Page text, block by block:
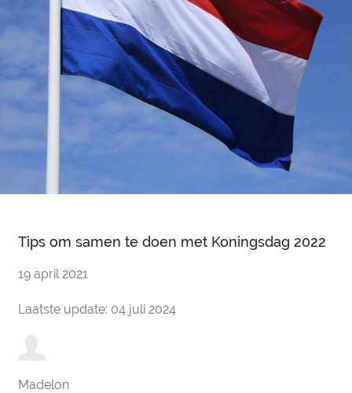
Tips om samen te doen met Koningsdag 2022
19 april 2021
Laatste update: 04 juli 2024
Madelon